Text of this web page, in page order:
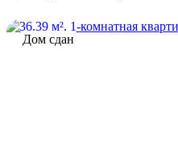
Дом сдан